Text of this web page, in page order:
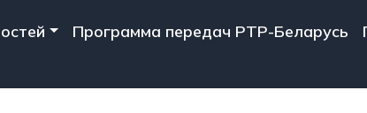
Программа передач РТР-Беларусь